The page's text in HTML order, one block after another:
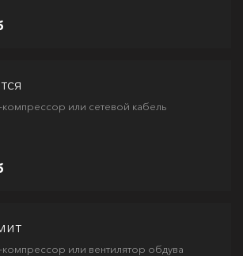
или сетевой кабель
или вентилятор обдува